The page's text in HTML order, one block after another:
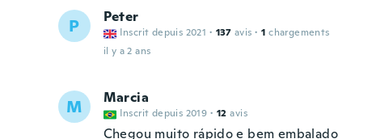
P Peter
Inscrit depuis 2021 · 137 avis · 1 chargements
il y a 2 ans
M Marcia
Inscrit depuis 2019 · 12 avis
Chegou muito rápido e bem embalado